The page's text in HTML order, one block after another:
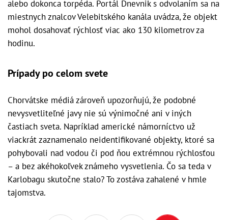
alebo dokonca torpéda. Portál Dnevnik s odvolaním sa na
miestnych znalcov Velebitského kanála uvádza, že objekt
mohol dosahovať rýchlosť viac ako 130 kilometrov za
hodinu.
Prípady po celom svete
Chorvátske médiá zároveň upozorňujú, že podobné
nevysvetliteľné javy nie sú výnimočné ani v iných
častiach sveta. Napríklad americké námorníctvo už
viackrát zaznamenalo neidentifikované objekty, ktoré sa
pohybovali nad vodou či pod ňou extrémnou rýchlosťou
– a bez akéhokoľvek známeho vysvetlenia. Čo sa teda v
Karlobagu skutočne stalo? To zostáva zahalené v hmle
tajomstva.